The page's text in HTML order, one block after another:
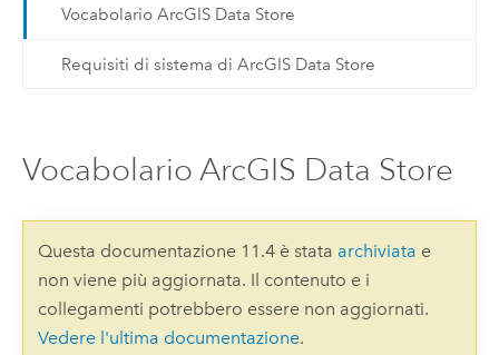
Vocabolario ArcGIS Data Store
Requisiti di sistema di ArcGIS Data Store
Vocabolario ArcGIS Data Store
Questa documentazione 11.4 è stata archiviata e
non viene più aggiornata. Il contenuto e i
collegamenti potrebbero essere non aggiornati.
Vedere l'ultima documentazione.